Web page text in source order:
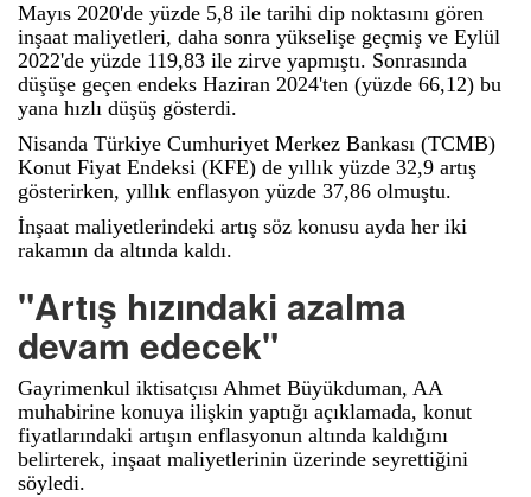
Mayıs 2020'de yüzde 5,8 ile tarihi dip noktasını gören
inşaat maliyetleri, daha sonra yükselişe geçmiş ve Eylül
2022'de yüzde 119,83 ile zirve yapmıştı. Sonrasında
düşüşe geçen endeks Haziran 2024'ten (yüzde 66,12) bu
yana hızlı düşüş gösterdi.
Nisanda Türkiye Cumhuriyet Merkez Bankası (TCMB)
Konut Fiyat Endeksi (KFE) de yıllık yüzde 32,9 artış
gösterirken, yıllık enflasyon yüzde 37,86 olmuştu.
İnşaat maliyetlerindeki artış söz konusu ayda her iki
rakamın da altında kaldı.
"Artış hızındaki azalma
devam edecek"
Gayrimenkul iktisatçısı Ahmet Büyükduman, AA
muhabirine konuya ilişkin yaptığı açıklamada, konut
fiyatlarındaki artışın enflasyonun altında kaldığını
belirterek, inşaat maliyetlerinin üzerinde seyrettiğini
söyledi.